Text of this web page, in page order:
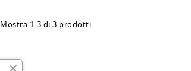
Mostra 1-3 di 3 prodotti